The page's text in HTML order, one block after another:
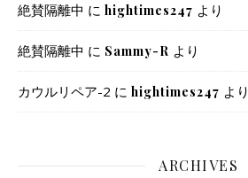
絶賛隔離中 に hightimes247 より
絶賛隔離中 に Sammy-R より
カウルリペア-2 に hightimes247 より
ARCHIVES